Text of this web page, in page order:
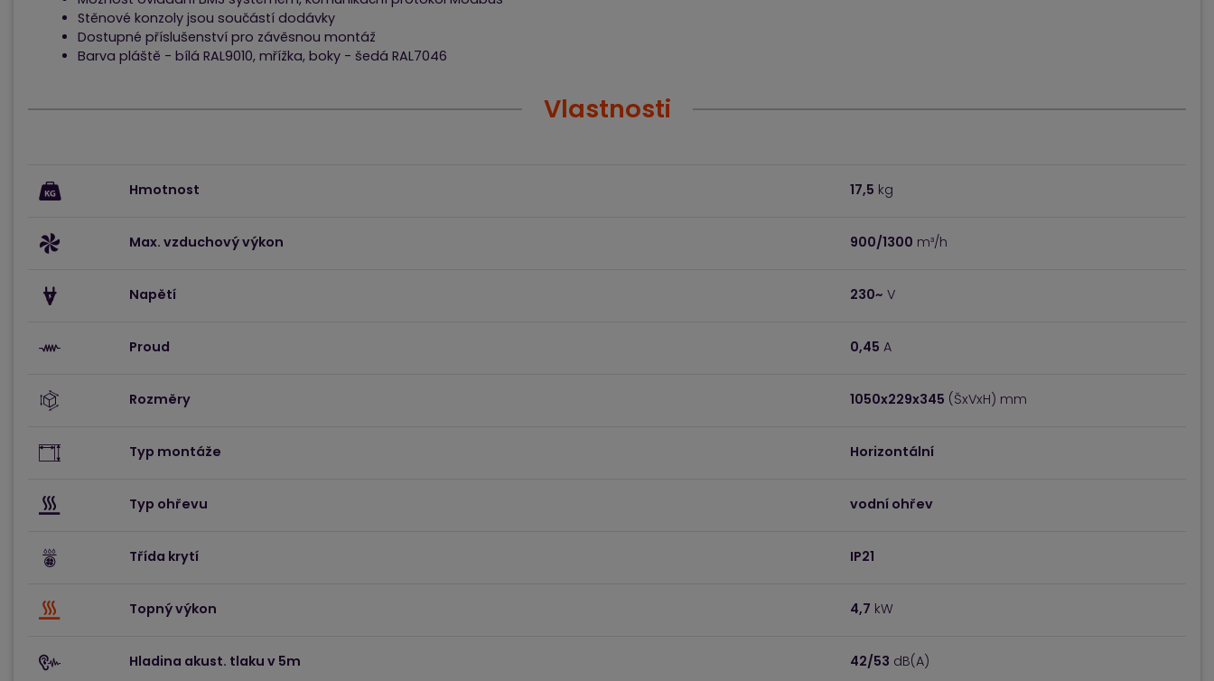
Stěnové konzoly jsou součástí dodávky
Dostupné příslušenství pro závěsnou montáž
Barva pláště - bílá RAL9010, mřížka, boky - šedá RAL7046
Vlastnosti
Hmotnost 17,5 kg
Max. vzduchový výkon 900/1300 m³/h
Napětí 230~ V
Proud 0,45 A
Rozměry 1050x229x345 (ŠxVxH) mm
Typ montáže Horizontální
Typ ohřevu vodní ohřev
Třída krytí IP21
Topný výkon 4,7 kW
Hladina akust. tlaku v 5m 42/53 dB(A)